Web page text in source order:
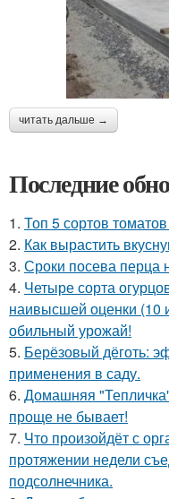
читать дальше →
Последние
1. Топ 5 сортов
2. Как вырастить
3. Сроки посева перца
4. Четыре сорта
наивысшей оценки (10
обильный урожай!
5. Берёзовый дёготь:
применения в саду.
6. Домашняя
проще не бывает!
7. Что произойдёт с
протяжении недели
подсолнечника.